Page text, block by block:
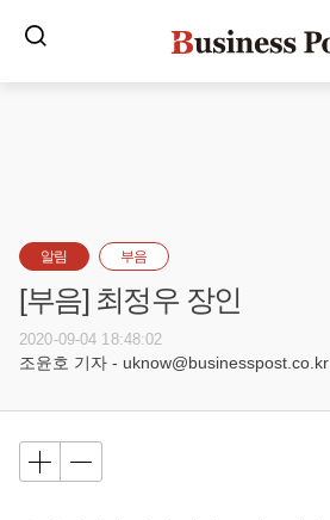
알림 부음
[부음] 최정우 장인
2020-09-04 18:48:02
조윤호 기자 - uknow@businesspost.co.kr